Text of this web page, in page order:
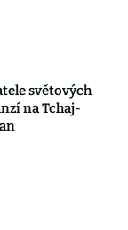
světových
na Tchaj-